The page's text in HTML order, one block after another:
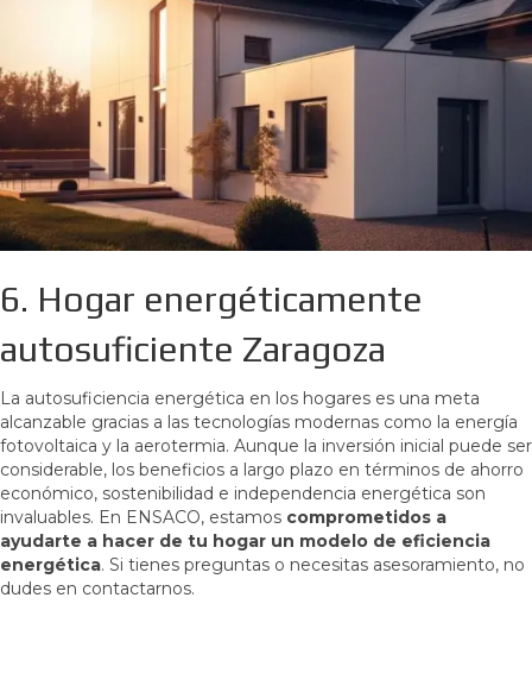
6. Hogar energéticamente
autosuficiente Zaragoza
La autosuficiencia energética en los hogares es una meta
alcanzable gracias a las tecnologías modernas como la energía
fotovoltaica y la aerotermia. Aunque la inversión inicial puede ser
considerable, los beneficios a largo plazo en términos de ahorro
económico, sostenibilidad e independencia energética son
invaluables. En ENSACO, estamos comprometidos a
ayudarte a hacer de tu hogar un modelo de eficiencia
energética. Si tienes preguntas o necesitas asesoramiento, no
dudes en contactarnos.